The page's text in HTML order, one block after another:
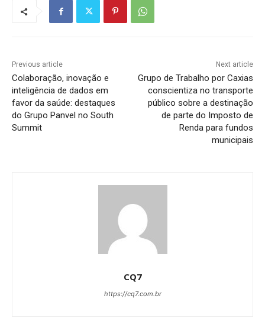
Previous article
Colaboração, inovação e
inteligência de dados em
favor da saúde: destaques
do Grupo Panvel no South
Summit
Next article
Grupo de Trabalho por Caxias
conscientiza no transporte
público sobre a destinação
de parte do Imposto de
Renda para fundos
municipais
CQ7
https://cq7.com.br